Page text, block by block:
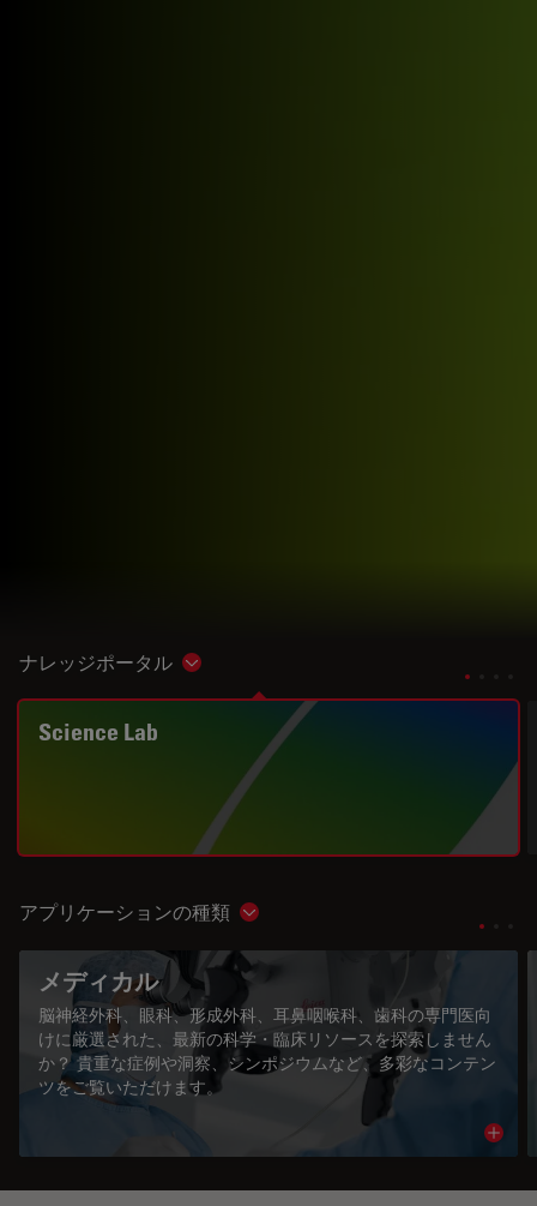
ナレッジポータル Show subnavigation
Science Lab
アプリケーションの種類 Show subnavigation
メディカル
脳神経外科、眼科、形成外科、耳鼻咽喉科、歯科の専門医向
けに厳選された、最新の科学・臨床リソースを探索しません
か？ 貴重な症例や洞察、シンポジウムなど、多彩なコンテン
ツをご覧いただけます。